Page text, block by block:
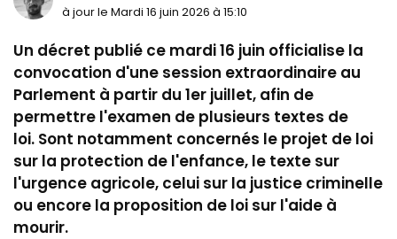
à jour le Mardi 16 juin 2026 à 15:10
Un décret publié ce mardi 16 juin officialise la
convocation d'une session extraordinaire au
Parlement à partir du 1er juillet, afin de
permettre l'examen de plusieurs textes de
loi. Sont notamment concernés le projet de loi
sur la protection de l'enfance, le texte sur
l'urgence agricole, celui sur la justice criminelle
ou encore la proposition de loi sur l'aide à
mourir.